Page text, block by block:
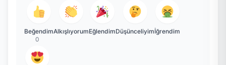
BeğendimAlkışlıyorumEğlendimDüşünceliyimİğrendim
0